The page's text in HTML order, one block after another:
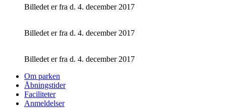
Billedet er fra d. 4. december 2017
Billedet er fra d. 4. december 2017
Billedet er fra d. 4. december 2017
Om parken
Åbningstider
Faciliteter
Anmeldelser